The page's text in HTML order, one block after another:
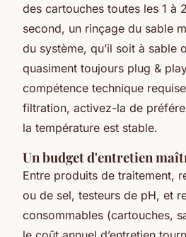
des cartouches toutes les 1 à
second, un rinçage du sable
du système, qu’il soit à sable
quasiment toujours plug &
compétence technique
filtration, activez-la de
la température est stable.
Un budget d'entretien
Entre produits de traitement,
ou de sel, testeurs de pH, et
consommables (cartouches,